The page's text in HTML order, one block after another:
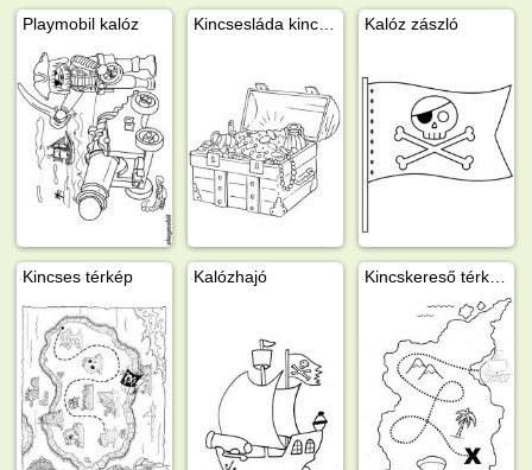
Playmobil kalóz Kalóz zászló
Kincses térkép Kalózhajó